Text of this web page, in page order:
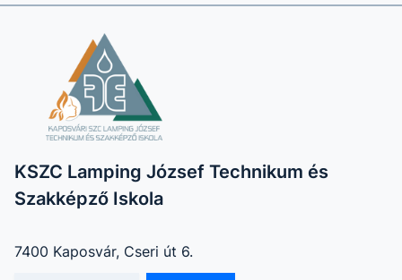
KSZC Lamping József Technikum és
Szakképző Iskola
7400 Kaposvár, Cseri út 6.